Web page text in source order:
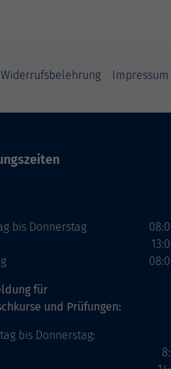
Widerrufsbelehrung Impressum
bis Donnerstag
für
und Prüfungen:
bis Donnerstag: